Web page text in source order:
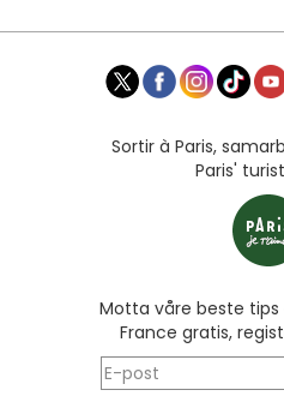
Sortir à Paris,
Paris'
Motta våre beste tips
France gratis,